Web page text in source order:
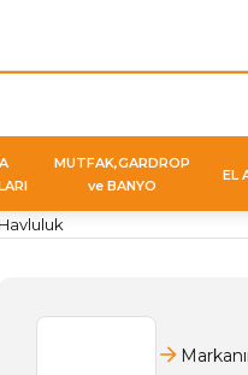
MUTFAK,GARDROP
ve BANYO
EL